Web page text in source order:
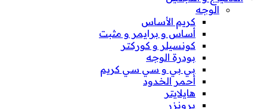
الوجه
كريم الأساس
أساس و برايمر و مثبت
كونسيلر و كوركتر
بودرة الوجه
بي بي و سي سي كريم
أحمر الخدود
هايلايتر
برونزر